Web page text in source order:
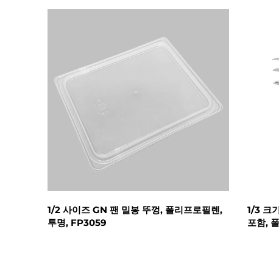
1/2 사이즈 GN 팬 밀봉 뚜껑, 폴리프로필렌,
투명, FP3059
1/3 크
포함,